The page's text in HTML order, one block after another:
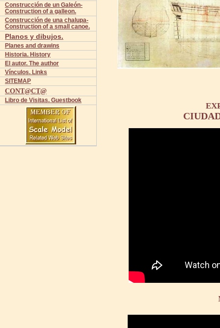
Construcción de un Galeón-
Construction of a galleon.
Construcción de una chalupa-
Construction of a small canoe.
Planos y dibujos.
Planes and drawins
Historia. History
El autor. The author
Vínculos. Links
SITEMAP
CONT@CT@
Libro de Visitas. Guestbook